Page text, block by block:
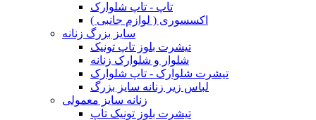
تاپ - تاپ شلوارک
اکسسوری ( لوازم جانبی )
سایز بزرگ زنانه
تیشرت بلوز تاپ تونیک
شلوار و شلوارک زنانه
تیشرت شلوارک - تاپ شلوارک
لباس زیر زنانه سایز بزرگ
زنانه سایز معمولی
تیشرت بلوز تونیک تاپ